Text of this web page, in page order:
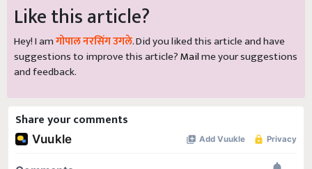
Like this article?
Hey! I amगोपाल नरसिंग उगले. Did you liked this article and have
suggestions to improve this article?Mailme your suggestions
and feedback.
Share your comments